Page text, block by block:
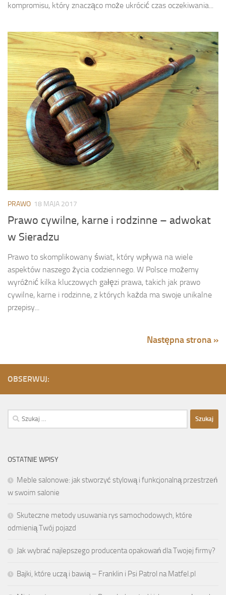
kompromisu, który znacząco może ukrócić czas oczekiwania...
PRAWO 18 MAJA 2017
Prawo cywilne, karne i rodzinne – adwokat
w Sieradzu
Prawo to skomplikowany świat, który wpływa na wiele
aspektów naszego życia codziennego. W Polsce możemy
wyróżnić kilka kluczowych gałęzi prawa, takich jak prawo
cywilne, karne i rodzinne, z których każda ma swoje unikalne
przepisy...
Następna strona »
OBSERWUJ:
Szukaj:
OSTATNIE WPISY
Meble salonowe: jak stworzyć stylową i funkcjonalną przestrzeń
w swoim salonie
Skuteczne metody usuwania rys samochodowych, które
odmienią Twój pojazd
Jak wybrać najlepszego producenta opakowań dla Twojej firmy?
Bajki, które uczą i bawią – Franklin i Psi Patrol na Matfel.pl